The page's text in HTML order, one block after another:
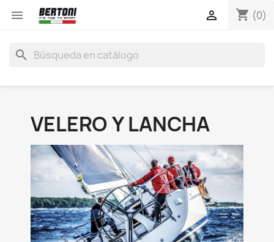
 shopping_cart (0)

search
VELERO Y LANCHA